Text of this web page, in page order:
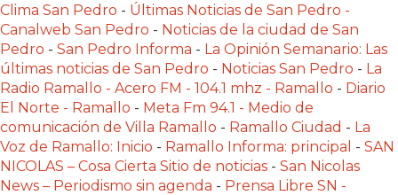
OTRAS
PLATAFORMAS
DE
VENTA
POR
WHATSAPP
CÓMO
RECIBIR
Clima San Pedro - Últimas Noticias de San Pedro -
Canalweb San Pedro - Noticias de la ciudad de San
Pedro - San Pedro Informa - La Opinión Semanario: Las
últimas noticias de San Pedro - Noticias San Pedro - La
Radio Ramallo - Acero FM - 104.1 mhz - Ramallo - Diario
El Norte - Ramallo - Meta Fm 94.1 - Medio de
comunicación de Villa Ramallo - Ramallo Ciudad - La
Voz de Ramallo: Inicio - Ramallo Informa: principal - SAN
NICOLAS – Cosa Cierta Sitio de noticias - San Nicolas
News – Periodismo sin agenda - Prensa Libre SN -